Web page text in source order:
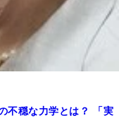
不穏な力学とは？ 「実